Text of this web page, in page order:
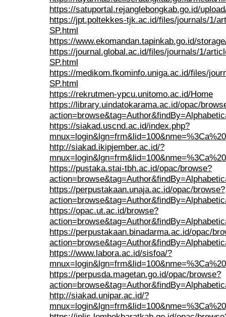
https://satuportal.rejanglebongkab.go.id/
https://jpt.poltekkes-tjk.ac.id/files/journals/1/
SP.html
https://www.ekomandan.tapinkab.go.id/
https://journal.global.ac.id/files/journals/1/
SP.html
https://medikom.fkominfo.uniga.ac.id/files/
SP.html
https://rekrutmen-ypcu.unitomo.ac.id/Home
https://library.uindatokarama.ac.id/opac/
https://siakad.uscnd.ac.id/index.php?
http://siakad.ikipjember.ac.id/?
https://pustaka.stai-tbh.ac.id/opac/browse?
https://perpustakaan.unaja.ac.id/opac/browse?
https://opac.ut.ac.id/browse?
https://perpustakaan.binadarma.ac.id/opac/
https://www.labora.ac.id/sisfoa/?
https://perpusda.magetan.go.id/opac/browse?
http://siakad.unipar.ac.id/?